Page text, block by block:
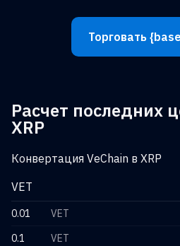
Торговать
Расчет последних
XRP
Конвертация VeChain в XRP
VET
0.01 VET
0.1
VET